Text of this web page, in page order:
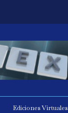
Ediciones Virtuales